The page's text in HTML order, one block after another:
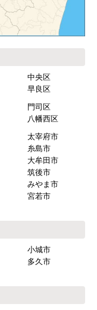
か？
ルから）
か？】
中央区
早良区
門司区
八幡西区
太宰府市
糸島市
大牟田市
筑後市
みやま市
宮若市
小城市
多久市